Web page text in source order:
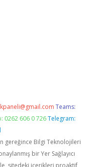
Teams:
0262 606 0 726 Telegram:
gereğince Bilgi Teknolojileri
bir Yer Sağlayıcı
sitedeki içerikleri proaktif